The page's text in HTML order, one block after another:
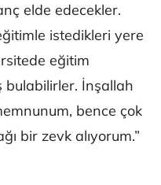
elde edecekler.
istedikleri yere
eğitim
bulabilirler. İnşallah
bence çok
bir zevk alıyorum.”